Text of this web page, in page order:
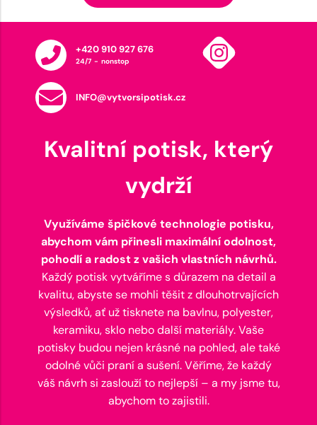
+420 910 927 676
24/7 - nonstop
INFO@vytvorsipotisk.cz
Kvalitní potisk, který
vydrží
Využíváme špičkové technologie potisku,
abychom vám přinesli maximální odolnost,
pohodlí a radost z vašich vlastních návrhů.
Každý potisk vytváříme s důrazem na detail a
kvalitu, abyste se mohli těšit z dlouhotrvajících
výsledků, ať už tisknete na bavlnu, polyester,
keramiku, sklo nebo další materiály. Vaše
potisky budou nejen krásné na pohled, ale také
odolné vůči praní a sušení. Věříme, že každý
váš návrh si zaslouží to nejlepší – a my jsme tu,
abychom to zajistili.